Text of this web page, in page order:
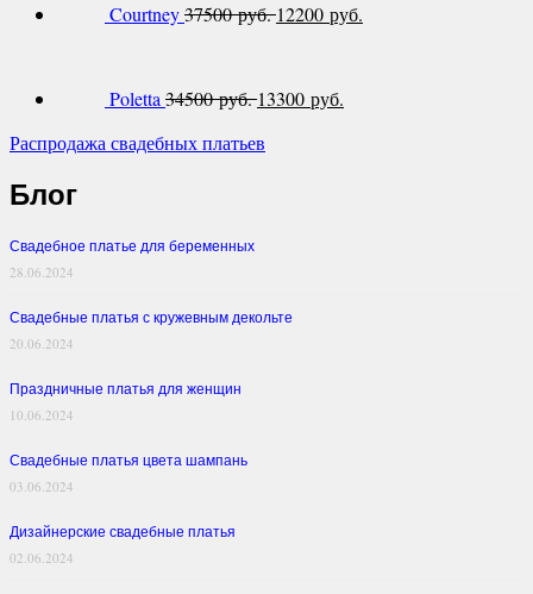
Courtney37500 руб. 12200 руб.
Poletta34500 руб. 13300 руб.
Распродажа свадебных платьев
Блог
Свадебное платье для беременных
28.06.2024
Свадебные платья с кружевным декольте
20.06.2024
Праздничные платья для женщин
10.06.2024
Свадебные платья цвета шампань
03.06.2024
Дизайнерские свадебные платья
02.06.2024